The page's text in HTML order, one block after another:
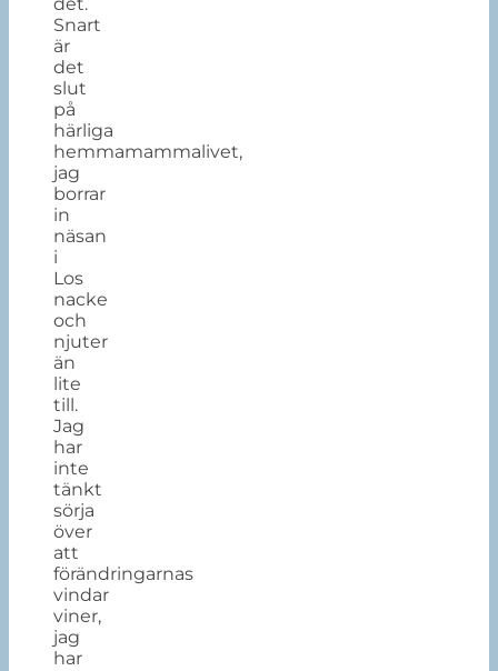
Snart
är
det
slut
på
härliga
hemmamammalivet,
jag
borrar
in
näsan
i
Los
nacke
och
njuter
än
lite
till.
Jag
har
inte
tänkt
sörja
över
att
förändringarnas
vindar
viner,
jag
har